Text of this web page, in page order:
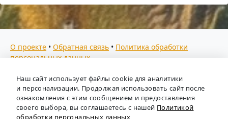
О проекте • Обратная связь • Политика обработки
персональных данных
Мы собираем отзывы, составляем рейтинги и
предоставляем всю информацию о кадровых агентствах
России. Также анализируем ключевые тенденции рынка
труда: отслеживаем динамику зарплат, уровень
Наш сайт использует файлы cookie для аналитики
и персонализации. Продолжая использовать сайт после
ознакомления с этим сообщением и предоставления
своего выбора, вы соглашаетесь с нашей Политикой